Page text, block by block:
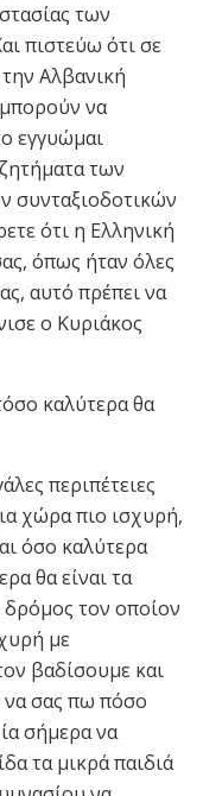
των
πιστεύω ότι σε
Αλβανική
να
εγγυώμαι
των
συνταξιοδοτικών
ότι η Ελληνική
όπως ήταν όλες
αυτό πρέπει να
ο Κυριάκος
καλύτερα θα
περιπέτειες
χώρα πιο ισχυρή,
όσο καλύτερα
θα είναι τα
δρόμος τον οποίον
με
βαδίσουμε και
να σας πω πόσο
σήμερα να
τα μικρά παιδιά